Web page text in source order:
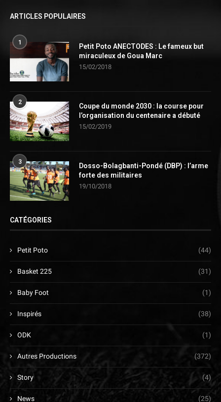
ARTICLES POPULAIRES
1
Petit Poto ANECTODES : Le fameux but
miraculeux de Goua Marc
15/02/2018
2
Coupe du monde 2030 : la course pour
l’organisation du centenaire a débuté
15/02/2019
3
Dosso-Bolagbanti-Pondé (DBP) : l’arme
forte des militaires
19/10/2018
CATÉGORIES
Petit Poto (44)
Basket 225 (31)
Baby Foot (1)
Inspirés (38)
ODK (1)
Autres Productions (372)
Story (4)
News (25)